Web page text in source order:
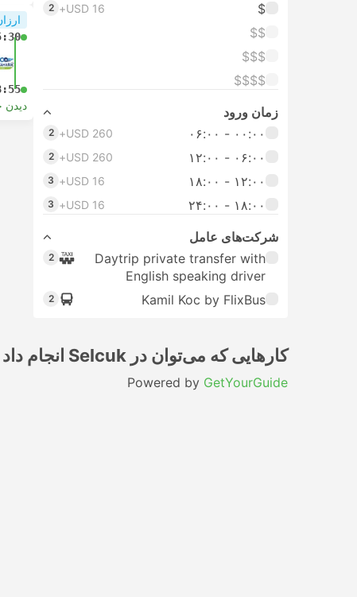
$
USD 16+
2
$$
$$$
$$$$
زمان ورود
۰۰:۰۰ - ۰۶:۰۰
USD 260+
2
۰۶:۰۰ - ۱۲:۰۰ USD 260+
2
۱۲:۰۰ - ۱۸:۰۰ USD 16+
3
۱۸:۰۰ - ۲۴:۰۰ USD 16+
3
شرکت‌های عامل
Daytrip private transfer with
English speaking driver
2
Kamil Koc by FlixBus
2
دیدن
کارهایی که می‌توان در Selcuk انجام داد
Powered by GetYourGuide